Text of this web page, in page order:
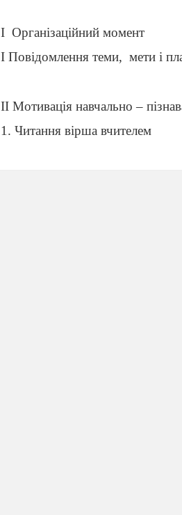
І Організаційний момент
І Повідомлення теми, мети і
ІІ Мотивація навчально –
1. Читання вірша вчителем